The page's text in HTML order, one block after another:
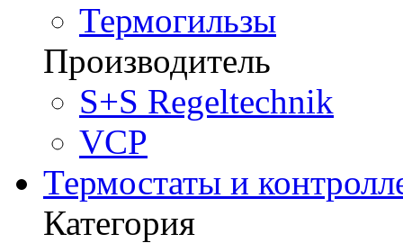
Термогильзы
Производитель
S+S Regeltechnik
VCP
Термостаты и
Категория